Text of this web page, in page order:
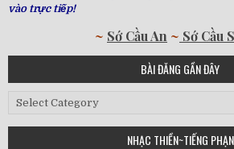
vào trực tiếp!
~ Sớ Cầu An ~ Sớ Cầu
BÀI ĐĂNG GẦN ĐÂY
Bài
Gần
NHẠC THIỀN~TIẾNG PHẠN